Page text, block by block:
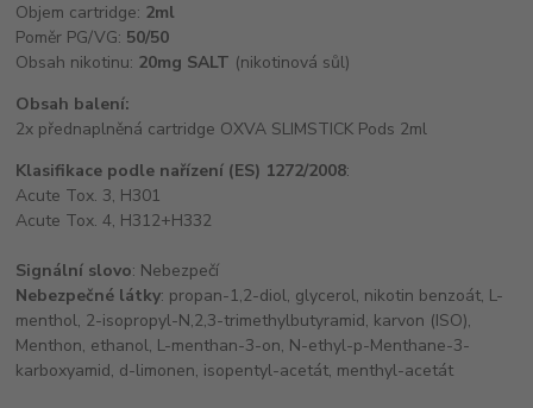
Objem cartridge: 2ml
Poměr PG/VG: 50/50
Obsah nikotinu: 20mg SALT (nikotinová sůl)
Obsah balení:
2x přednaplněná cartridge OXVA SLIMSTICK Pods 2ml
Klasifikace podle nařízení (ES) 1272/2008:
Acute Tox. 3, H301
Acute Tox. 4, H312+H332
Signální slovo: Nebezpečí
Nebezpečné látky: propan-1,2-diol, glycerol, nikotin benzoát, L-
menthol, 2-isopropyl-N,2,3-trimethylbutyramid, karvon (ISO),
Menthon, ethanol, L-menthan-3-on, N-ethyl-p-Menthane-3-
karboxyamid, d-limonen, isopentyl-acetát, menthyl-acetát